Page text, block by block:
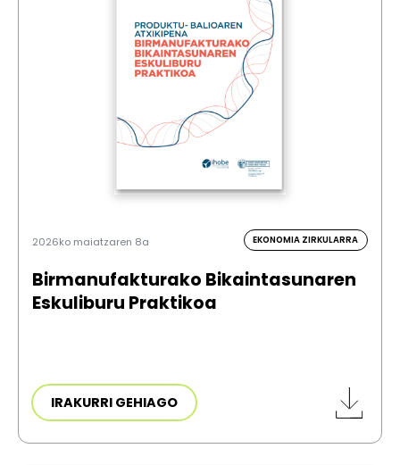
2026ko maiatzaren 8a EKONOMIA ZIRKULARRA
Birmanufakturako Bikaintasunaren
Eskuliburu Praktikoa
IRAKURRI GEHIAGO